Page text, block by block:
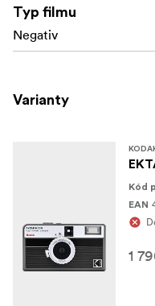
Vylepšená optika
Vestavěný hvězdný
Zdokonalený
K dispozici v šesti
Blesk
Typ filmu
Negativ
Varianty
Kód
EAN
1